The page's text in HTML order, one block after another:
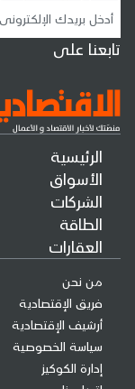
الرئيسية
الأسواق
الشركات
الطاقة
العقارات
من نحن
فريق الإقتصادية
أرشيف الإقتصادية
سياسة الخصوصية
إدارة الكوكيز
تابعنا على